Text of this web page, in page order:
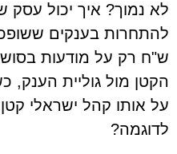
לא נמוך? איך יכול עסק
להתחרות בענקים
ש"ח רק על מודעות
הקטן מול גוליית
על אותו קהל ישראלי
לדוגמה?